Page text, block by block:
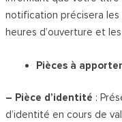
notification précisera les
heures d’ouverture et
Pièces à apporter
– Pièce d’identité :
d’identité en cours de